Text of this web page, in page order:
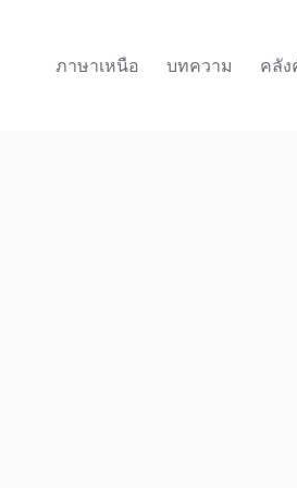
ภาษาเหนือ บทความ คลัง